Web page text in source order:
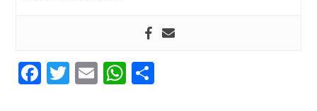
Facebook
Twitter
EmailWhatsApp